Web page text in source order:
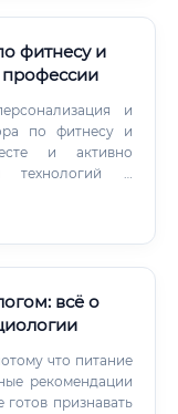
фитнесу и
и
по фитнесу и
и активно
технологий и
умных
всё о
что питание
рекомендации
признавать